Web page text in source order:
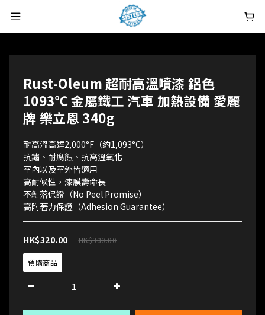
Rust-Oleum 超耐高溫噴漆 鋁色
1093℃ 金屬鐵工 汽車 加熱設備 愛麗
牌 樂立恩 340g
耐高溫高達2,000°F（約1,093°C）
抗鏽、耐腐蝕、抗高溫氧化
室內以及室外皆適用
高耐候性，漆膜壽命長
不剝落保證（No Peel Promise）
高附著力保證（Adhesion Guarantee）
HK$380.00
HK$320.00
預購商品